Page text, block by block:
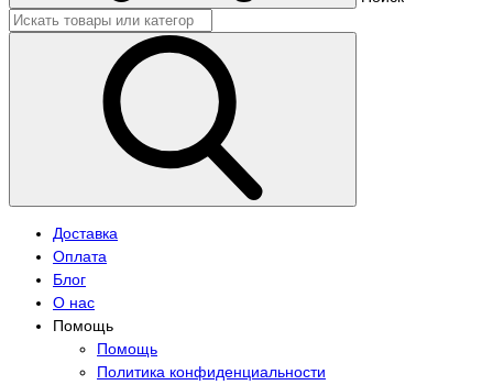
Доставка
Оплата
Блог
О нас
Помощь
Помощь
Политика конфиденциальности